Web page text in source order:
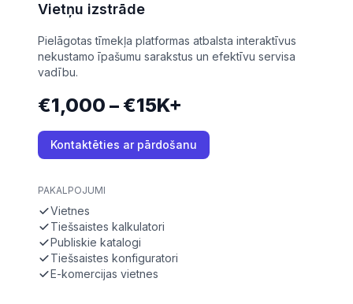
Vietņu izstrāde
Pielāgotas tīmekļa platformas atbalsta interaktīvus
nekustamo īpašumu sarakstus un efektīvu servisa
vadību.
€1,000 – €15K+
Kontaktēties ar pārdošanu
PAKALPOJUMI
Vietnes
Tiešsaistes kalkulatori
Publiskie katalogi
Tiešsaistes konfiguratori
E-komercijas vietnes